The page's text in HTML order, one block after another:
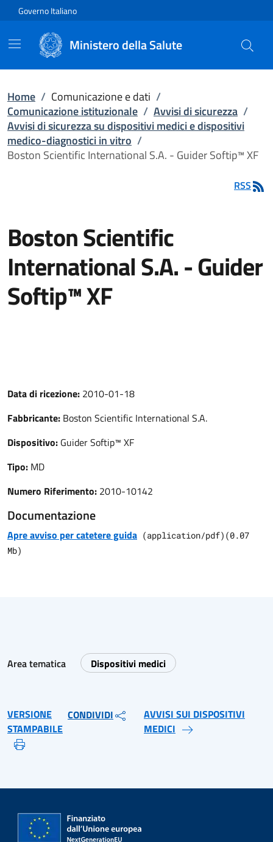
Vai direttamente al contenuto
Governo Italiano
Ministero della Salute
Home / Comunicazione e dati /
Comunicazione istituzionale / Avvisi di sicurezza /
Avvisi di sicurezza su dispositivi medici e dispositivi
medico-diagnostici in vitro /
Boston Scientific International S.A. - Guider Softip™ XF
RSS
Boston Scientific
International S.A. - Guider
Softip™ XF
Data di ricezione: 2010-01-18
Fabbricante: Boston Scientific International S.A.
Dispositivo: Guider Softip™ XF
Tipo: MD
Numero Riferimento: 2010-10142
Documentazione
Apre avviso per catetere guida (application/pdf) (0.07
Mb)
Area tematica Dispositivi medici
VERSIONE
STAMPABILE
CONDIVIDI
AVVISI SUI DISPOSITIVI
MEDICI